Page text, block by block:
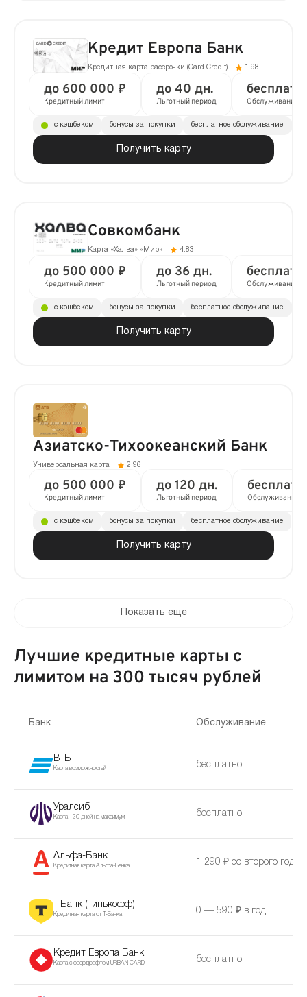
Кредит Европа Банк
Кредитная карта рассрочки (Сard Сredit) 1.98
до 600 000 ₽
Кредитный лимит
до 40 дн.
Льготный период Обслуживание
Получить карту
с кэшбеком бонусы за покупки бесплатное обслуживание
Совкомбанк
Карта «Халва» «Мир» 4.83
до 500 000 ₽
Кредитный лимит
до 36 дн.
Льготный период Обслуживание
Получить карту
с кэшбеком бонусы за покупки бесплатное обслуживание
Азиатско-Тихоокеанский Банк
Универсальная карта 2.96
до 500 000 ₽
Кредитный лимит
до 120 дн.
Льготный период Обслуживание
Получить карту
с кэшбеком бонусы за покупки бесплатное обслуживание
Показать еще
Лучшие кредитные карты с
лимитом на 300 тысяч рублей
Банк Обслуживание
ВТБ
Карта возможностей бесплатно
Уралсиб
Карта 120 дней на максимум бесплатно
Альфа-Банк
Кредитная карта Альфа-Банка 1 290 ₽ со второго года
Т-Банк (Тинькофф)
Кредитная карта от Т-Банка 0 — 590 ₽ в год
Кредит Европа Банк
Карта с овердрафтом URBAN CARD бесплатно